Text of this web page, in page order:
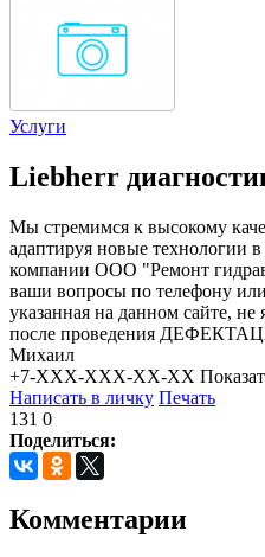
Услуги
Liebherr
Мы стремимся к высокому
адаптируя новые технологии
компании ООО "Ремонт
ваши вопросы по телефону
указанная на данном сайте, не
после проведения
Михаил
+7-XXX-XXX-XX-XX
Написать в личку Печать
131 0
Поделиться:
Комментарии